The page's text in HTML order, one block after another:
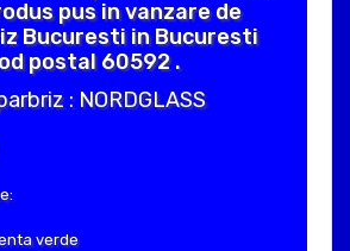
pus in vanzare de
Bucuresti in Bucuresti
postal 60592 .
: NORDGLASS
verde